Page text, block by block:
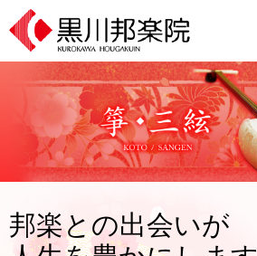
邦楽との出会いが